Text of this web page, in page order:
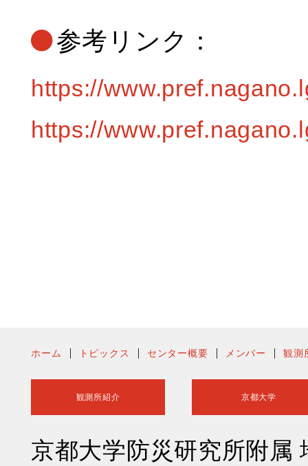
参考リンク：
https://
https://
ホーム トピックス センター概要 メンバー 観測
観測所紹介 京都大学
京都大学防災研究所附